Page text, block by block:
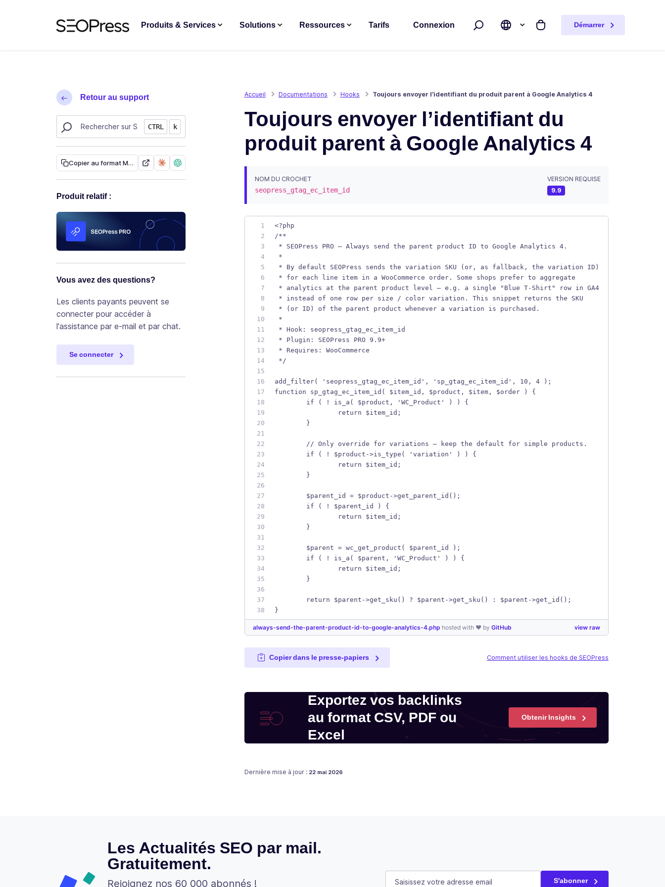
Produits & Services Solutions Ressources Tarifs Connexion
Rechercher Mon panier
Démarrer
Retour au support
Rechercher des ressources sur SEOPress
CTRL k
Copier au format Markdown
Produit relatif :
Vous avez des questions?
Les clients payants peuvent se
connecter pour accéder à
l'assistance par e-mail et par chat.
Se connecter
Accueil Documentations Hooks Toujours envoyer l’identifiant du produit parent à Google Analytics 4
Toujours envoyer l’identifiant du
produit parent à Google Analytics 4
NOM DU CROCHET
seopress_gtag_ec_item_id
VERSION REQUISE
9.9
<?php
/**
* SEOPress PRO — Always send the parent product ID to Google Analytics 4.
*
* By default SEOPress sends the variation SKU (or, as fallback, the variation ID)
* for each line item in a WooCommerce order. Some shops prefer to aggregate
* analytics at the parent product level — e.g. a single "Blue T-Shirt" row in GA4
* instead of one row per size / color variation. This snippet returns the SKU
* (or ID) of the parent product whenever a variation is purchased.
*
* Hook: seopress_gtag_ec_item_id
* Plugin: SEOPress PRO 9.9+
* Requires: WooCommerce
*/
add_filter( 'seopress_gtag_ec_item_id', 'sp_gtag_ec_item_id', 10, 4 );
function sp_gtag_ec_item_id( $item_id, $product, $item, $order ) {
	if ( ! is_a( $product, 'WC_Product' ) ) {
		return $item_id;
	}
	// Only override for variations — keep the default for simple products.
	if ( ! $product->is_type( 'variation' ) ) {
		return $item_id;
	}
	$parent_id = $product->get_parent_id();
	if ( ! $parent_id ) {
		return $item_id;
	}
	$parent = wc_get_product( $parent_id );
	if ( ! is_a( $parent, 'WC_Product' ) ) {
		return $item_id;
	}
	return $parent->get_sku() ? $parent->get_sku() : $parent->get_id();
}
view raw
always-send-the-parent-product-id-to-google-analytics-4.php hosted with ❤ by GitHub
Copier dans le presse-papiers Comment utiliser les hooks de SEOPress
Exportez vos backlinks
au format CSV, PDF ou
Excel
Obtenir Insights
Dernière mise à jour : Publié le
22 mai 2026
Les Actualités SEO par mail.
Gratuitement.
Rejoignez nos 60 000 abonnés !
Comments
E-mail (Nécessaire) S'abonner